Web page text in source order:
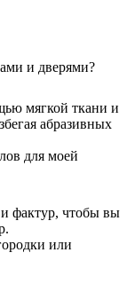
и дверями?
мягкой ткани и
абразивных
для моей
фактур, чтобы вы
или